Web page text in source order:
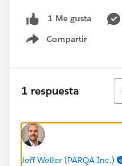
1 Me gusta
Compartir
Show menu
1 respuesta
Jeff Weller (PARQA Inc.)